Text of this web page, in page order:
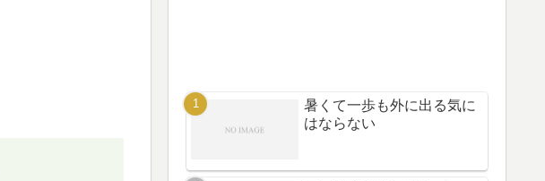
暑くて一歩も外に出る気に
はならない